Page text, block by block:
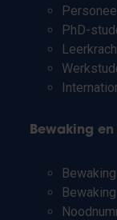
PhD-
Bewaking